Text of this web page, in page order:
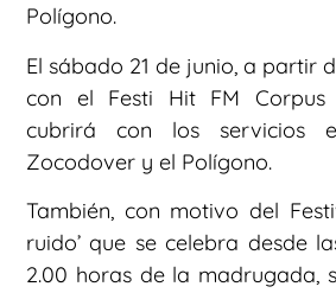
Polígono.
El sábado 21 de junio, a partir
con el Festi Hit FM Corpus
cubrirá con los servicios
Zocodover y el Polígono.
También, con motivo del
ruido’ que se celebra desde
2.00 horas de la madrugada,